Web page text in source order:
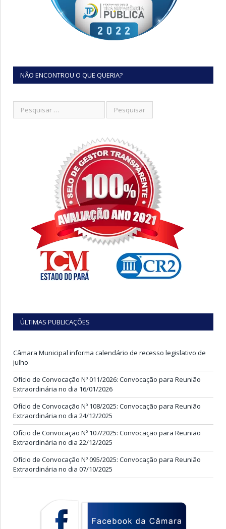
NÃO ENCONTROU O QUE QUERIA?
ÚLTIMAS PUBLICAÇÕES
Câmara Municipal informa calendário de recesso legislativo de
julho
Ofício de Convocação Nº 011/2026: Convocação para Reunião
Extraordinária no dia 16/01/2026
Ofício de Convocação Nº 108/2025: Convocação para Reunião
Extraordinária no dia 24/12/2025
Ofício de Convocação Nº 107/2025: Convocação para Reunião
Extraordinária no dia 22/12/2025
Ofício de Convocação Nº 095/2025: Convocação para Reunião
Extraordinária no dia 07/10/2025